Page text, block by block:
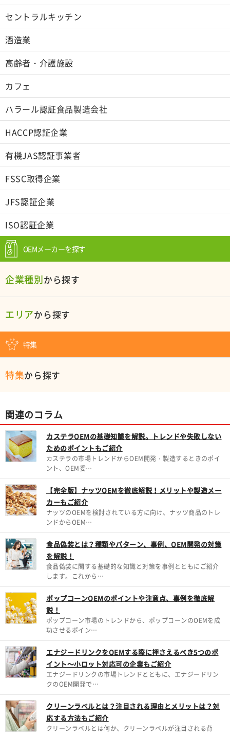
セントラルキッチン
酒造業
高齢者・介護施設
カフェ
ハラール認証食品製造会社
HACCP認証企業
有機JAS認証事業者
FSSC取得企業
JFS認証企業
ISO認証企業
OEMメーカーを探す
企業種別から探す
エリアから探す
特集
特集から探す
関連のコラム
カステラOEMの基礎知識を解説。トレンドや失敗しない
ためのポイントもご紹介
カステラの市場トレンドからOEM開発・製造するときのポイ
ント、OEM委…
【完全版】ナッツOEMを徹底解説！メリットや製造メー
カーもご紹介
ナッツのOEMを検討されている方に向け、ナッツ商品のトレ
ンドからOEM…
食品偽装とは？種類やパターン、事例、OEM開発の対策
を解説！
食品偽装に関する基礎的な知識と対策を事例とともにご紹介
します。これから…
ポップコーンOEMのポイントや注意点、事例を徹底解
説！
ポップコーン市場のトレンドから、ポップコーンのOEMを成
功させるポイン…
エナジードリンクをOEMする際に押さえるべき5つのポ
イント～小ロット対応可の企業もご紹介
エナジードリンクの市場トレンドとともに、エナジードリン
クのOEM開発で…
クリーンラベルとは？注目される理由とメリットは？対
応する方法もご紹介
クリーンラベルとは何か、クリーンラベルが注目される背